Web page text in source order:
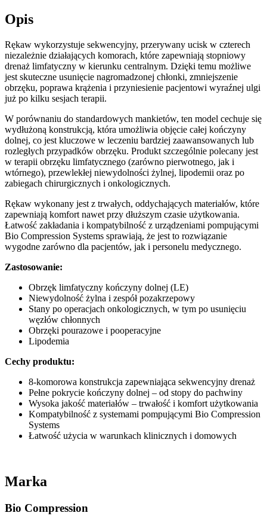
Opis
Rękaw wykorzystuje sekwencyjny, przerywany ucisk w czterech
niezależnie działających komorach, które zapewniają stopniowy
drenaż limfatyczny w kierunku centralnym. Dzięki temu możliwe
jest skuteczne usunięcie nagromadzonej chłonki, zmniejszenie
obrzęku, poprawa krążenia i przyniesienie pacjentowi wyraźnej ulgi
już po kilku sesjach terapii.
W porównaniu do standardowych mankietów, ten model cechuje się
wydłużoną konstrukcją, która umożliwia objęcie całej kończyny
dolnej, co jest kluczowe w leczeniu bardziej zaawansowanych lub
rozległych przypadków obrzęku. Produkt szczególnie polecany jest
w terapii obrzęku limfatycznego (zarówno pierwotnego, jak i
wtórnego), przewlekłej niewydolności żylnej, lipodemii oraz po
zabiegach chirurgicznych i onkologicznych.
Rękaw wykonany jest z trwałych, oddychających materiałów, które
zapewniają komfort nawet przy dłuższym czasie użytkowania.
Łatwość zakładania i kompatybilność z urządzeniami pompującymi
Bio Compression Systems sprawiają, że jest to rozwiązanie
wygodne zarówno dla pacjentów, jak i personelu medycznego.
Zastosowanie:
Obrzęk limfatyczny kończyny dolnej (LE)
Niewydolność żylna i zespół pozakrzepowy
Stany po operacjach onkologicznych, w tym po usunięciu
węzłów chłonnych
Obrzęki pourazowe i pooperacyjne
Lipodemia
Cechy produktu:
8-komorowa konstrukcja zapewniająca sekwencyjny drenaż
Pełne pokrycie kończyny dolnej – od stopy do pachwiny
Wysoka jakość materiałów – trwałość i komfort użytkowania
Kompatybilność z systemami pompującymi Bio Compression
Systems
Łatwość użycia w warunkach klinicznych i domowych
Marka
Bio Compression